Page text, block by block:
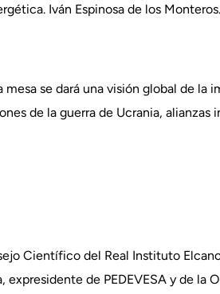
Iván Espinosa de los Monteros.
se dará una visión global de la
de la guerra de Ucrania,
Científico del Real Instituto
de PEDEVESA y de la